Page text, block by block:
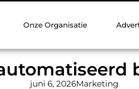
Onze Organisatie
juni 6, 2026Marketing